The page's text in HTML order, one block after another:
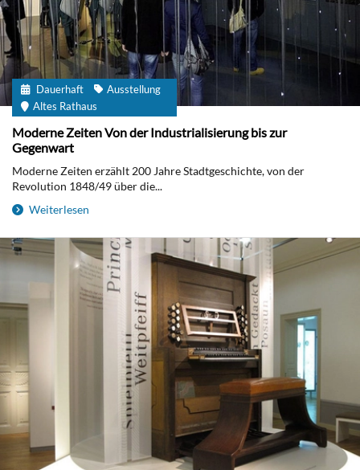
Dauerhaft
Ausstellung
Altes Rathaus
Moderne Zeiten Von der Industrialisierung bis zur
Gegenwart
Moderne Zeiten erzählt 200 Jahre Stadtgeschichte, von der
Revolution 1848/49 über die...
Weiterlesen